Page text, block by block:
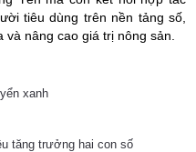
tiêu dùng trên nền tảng số,
nâng cao giá trị nông sản.
xanh
tăng trưởng hai con số